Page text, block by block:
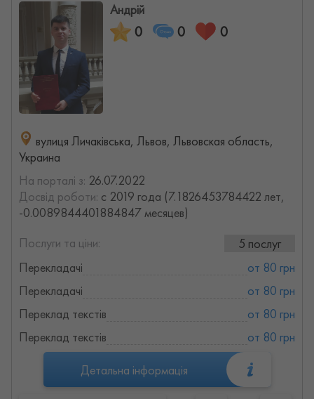
Андрій
0 0 0
вулиця Личаківська, Львов, Львовская область,
Украина
На порталі з: 26.07.2022
Досвід роботи: с 2019 года (7.1826453784422 лет,
-0.0089844401884847 месяцев)
Послуги та ціни:
5 послуг
Перекладачі
от 80 грн
Перекладачі
от 80 грн
Переклад текстів
от 80 грн
Переклад текстів
от 80 грн
Детальна інформація